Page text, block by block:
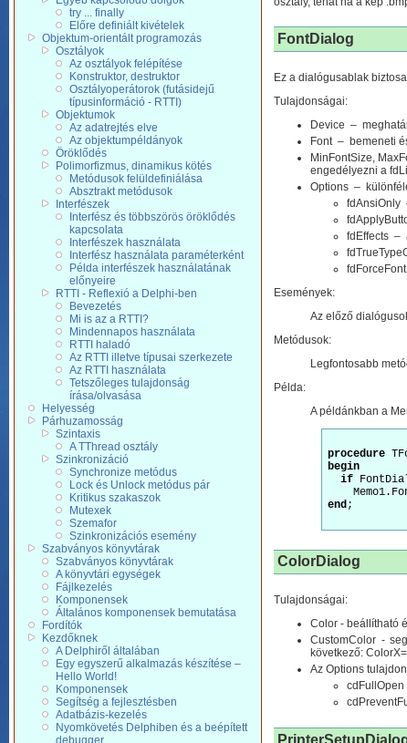
try ... finally
Előre definiált kivételek
Objektum-orientált programozás
Osztályok
Az osztályok felépítése
Konstruktor, destruktor
Osztályoperátorok (futásidejű
típusinformáció - RTTI)
Objektumok
Az adatrejtés elve
Az objektumpéldányok
Öröklődés
Polimorfizmus, dinamikus kötés
Metódusok felüldefiniálása
Absztrakt metódusok
Interfészek
Interfész és többszörös öröklődés
kapcsolata
Interfészek használata
Interfész használata paraméterként
Példa interfészek használatának
előnyeire
RTTI - Reflexió a Delphi-ben
Bevezetés
Mi is az a RTTI?
Mindennapos használata
RTTI haladó
Az RTTI illetve típusai szerkezete
Az RTTI használata
Tetszőleges tulajdonság
írása/olvasása
Helyesség
Párhuzamosság
Szintaxis
A TThread osztály
Szinkronizáció
Synchronize metódus
Lock és Unlock metódus pár
Kritikus szakaszok
Mutexek
Szemafor
Szinkronizációs esemény
Szabványos könyvtárak
Szabványos könyvtárak
A könyvtári egységek
Fájlkezelés
Komponensek
Általános komponensek bemutatása
Fordítók
Kezdőknek
A Delphiről általában
Egy egyszerű alkalmazás készítése –
Hello World!
Komponensek
Segítség a fejlesztésben
Adatbázis-kezelés
Nyomkövetés Delphiben és a beépített
debugger
FontDialog
Ez a dialógusablak
Tulajdonságai:
Device –
Font – bemeneti
MinFontSize,
engedélyezni a
Options –
fdAnsiOnly
fdEffects –
Események:
Az előző
Metódusok:
Legfontosabb
Példa:
A példánkban a
procedure
begin
if
end;
ColorDialog
Tulajdonságai:
Color - beállítható
CustomColor -
következő:
Az Options